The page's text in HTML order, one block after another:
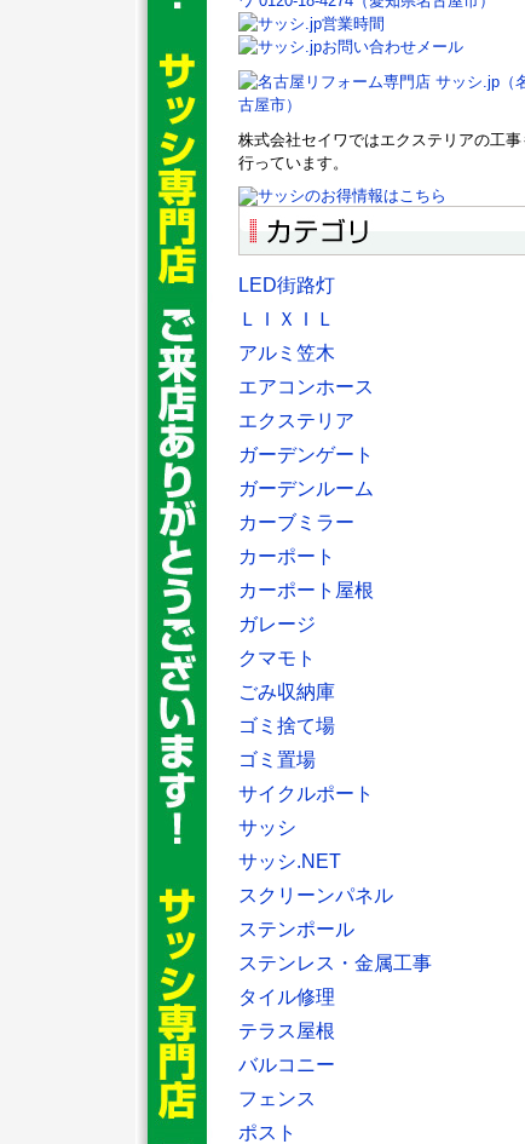
株式会社セイワではエクステリアの工事
行っています。
LED街路灯
ＬＩＸＩＬ
アルミ笠木
エアコンホース
エクステリア
ガーデンゲート
ガーデンルーム
カーブミラー
カーポート
カーポート屋根
ガレージ
クマモト
ごみ収納庫
ゴミ捨て場
ゴミ置場
サイクルポート
サッシ
サッシ.NET
スクリーンパネル
ステンポール
ステンレス・金属工事
タイル修理
テラス屋根
バルコニー
フェンス
ポスト